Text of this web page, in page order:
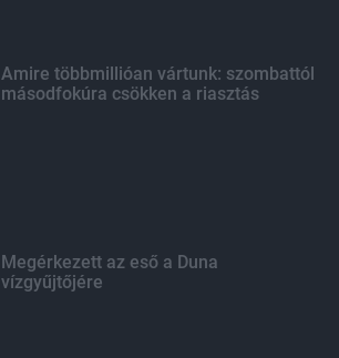
Amire többmillióan vártunk: szombattól
másodfokúra csökken a riasztás
Megérkezett az eső a Duna
vízgyűjtőjére